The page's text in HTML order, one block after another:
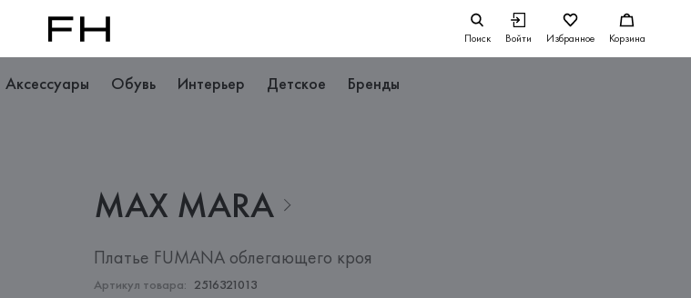
Поиск Войти Избранное Корзина
Аксессуары Обувь Интерьер Детское Бренды
MAX MARA
Платье FUMANA облегающего кроя
Артикул товара: 2516321013